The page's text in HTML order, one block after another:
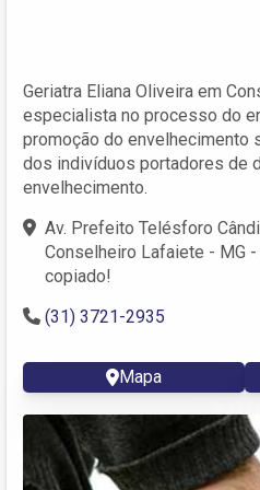
Geriatra Eliana Oliveira em
especialista no processo do
promoção do envelhecimento
dos indivíduos portadores de
envelhecimento.
Av. Prefeito Telésforo
Conselheiro Lafaiete - MG
copiado!
(31) 3721-2935
Mapa